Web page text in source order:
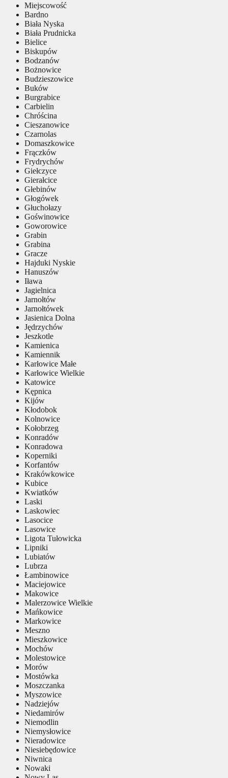
Miejscowość
Bardno
Biała Nyska
Biała Prudnicka
Bielice
Biskupów
Bodzanów
Bożnowice
Budzieszowice
Buków
Burgrabice
Carbielin
Chróścina
Cieszanowice
Czarnolas
Domaszkowice
Frączków
Frydrychów
Giełczyce
Gierałcice
Głebinów
Głogówek
Głuchołazy
Goświnowice
Goworowice
Grabin
Grabina
Gracze
Hajduki Nyskie
Hanuszów
Iława
Jagielnica
Jarnołtów
Jarnołtówek
Jasienica Dolna
Jędrzychów
Jeszkotle
Kamienica
Kamiennik
Karłowice Małe
Karłowice Wielkie
Katowice
Kępnica
Kijów
Kłodobok
Kolnowice
Kołobrzeg
Konradów
Konradowa
Koperniki
Korfantów
Krakówkowice
Kubice
Kwiatków
Laski
Laskowiec
Lasocice
Lasowice
Ligota Tułowicka
Lipniki
Lubiatów
Lubrza
Łambinowice
Maciejowice
Makowice
Malerzowice Wielkie
Mańkowice
Markowice
Meszno
Mieszkowice
Mochów
Molestowice
Morów
Mostówka
Moszczanka
Myszowice
Nadziejów
Niedamirów
Niemodlin
Niemysłowice
Nieradowice
Niesiebędowice
Niwnica
Nowaki